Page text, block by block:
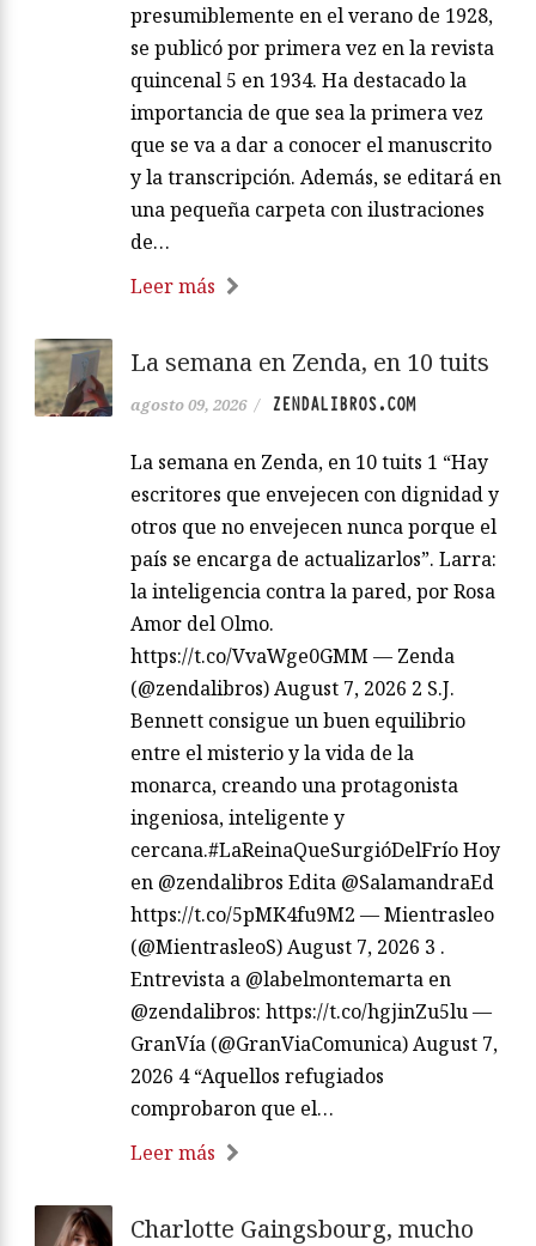
presumiblemente en el verano de 1928,
se publicó por primera vez en la revista
quincenal 5 en 1934. Ha destacado la
importancia de que sea la primera vez
que se va a dar a conocer el manuscrito
y la transcripción. Además, se editará en
una pequeña carpeta con ilustraciones
de…
Leer más
La semana en Zenda, en 10 tuits
agosto 09, 2026 / ZENDALIBROS.COM
La semana en Zenda, en 10 tuits 1 “Hay
escritores que envejecen con dignidad y
otros que no envejecen nunca porque el
país se encarga de actualizarlos”. Larra:
la inteligencia contra la pared, por Rosa
Amor del Olmo.
https://t.co/VvaWge0GMM — Zenda
(@zendalibros) August 7, 2026 2 S.J.
Bennett consigue un buen equilibrio
entre el misterio y la vida de la
monarca, creando una protagonista
ingeniosa, inteligente y
cercana.#LaReinaQueSurgióDelFrío Hoy
en @zendalibros Edita @SalamandraEd
https://t.co/5pMK4fu9M2 — Mientrasleo
(@MientrasleoS) August 7, 2026 3 .
Entrevista a @labelmontemarta en
@zendalibros: https://t.co/hgjinZu5lu —
GranVía (@GranViaComunica) August 7,
2026 4 “Aquellos refugiados
comprobaron que el…
Leer más
Charlotte Gaingsbourg, mucho